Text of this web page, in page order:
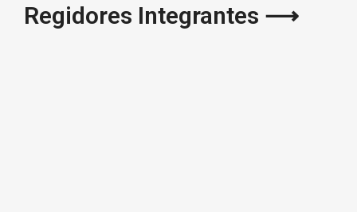
Regidores Integrantes ⟶